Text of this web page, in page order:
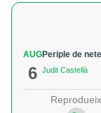
AUG
6
Periple de
Judit Castellà
Reprodueix